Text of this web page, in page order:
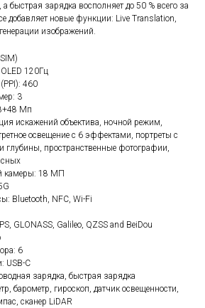
быстрая зарядка восполняет до 50 % всего за
добавляет новые функции: Live Translation,
изображений.
120Гц
460
3
Мп
искажений объектива, ночной режим,
освещение с 6 эффектами, портреты с
глубины, пространственные фотографии,
камеры: 18 МП
Bluetooth, NFC, Wi-Fi
GLONASS, Galileo, QZSS and BeiDou
6
USB-C
зарядка, быстрая зарядка
барометр, гироскоп, датчик освещенности,
сканер LiDAR